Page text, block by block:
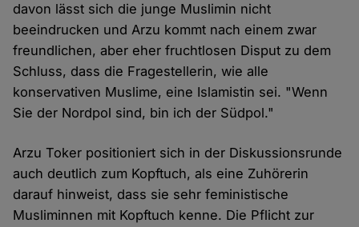
davon lässt sich die junge Muslimin nicht
beeindrucken und Arzu kommt nach einem zwar
freundlichen, aber eher fruchtlosen Disput zu dem
Schluss, dass die Fragestellerin, wie alle
konservativen Muslime, eine Islamistin sei. "Wenn
Sie der Nordpol sind, bin ich der Südpol."
Arzu Toker positioniert sich in der Diskussionsrunde
auch deutlich zum Kopftuch, als eine Zuhörerin
darauf hinweist, dass sie sehr feministische
Musliminnen mit Kopftuch kenne. Die Pflicht zur